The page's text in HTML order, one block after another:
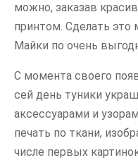
можно, заказав
принтом. Сделать
Майки по очень
С момента своего
сей день туники
аксессуарами и
печать по ткани,
числе первых